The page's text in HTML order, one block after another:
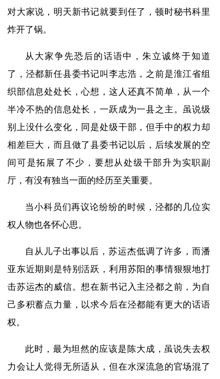
对大家说，明天新书记就要到任了，顿时秘书科里
炸开了锅。
从大家争先恐后的话语中，朱立诚终于知道
了，泾都新任县委书记叫李志浩，之前是淮江省组
织部信息处处长，心想，这人还真不简单，从一个
半冷不热的信息处长，一跃成为一县之主。虽说级
别上没什么变化，同是处级干部，但手中的权力却
相差巨大，而且做了县委书记以后，后续发展的空
间可是拓展了不少，要想从处级干部升为实职副
厅，有没有独当一面的经历至关重要。
当小科员们再议论纷纷的时候，泾都的几位实
权人物也各怀心思。
自从儿子出事以后，苏运杰低调了许多，而潘
亚东近期则是特别活跃，利用苏阳的事情狠狠地打
击苏运杰的威信。想在新书记入主泾都之前，为自
己多积蓄点力量，以求今后在泾都能有更大的话语
权。
此时，最为坦然的应该是陈大成，虽说失去权
力会让人觉得无所适从，但在水深流急的官场混了